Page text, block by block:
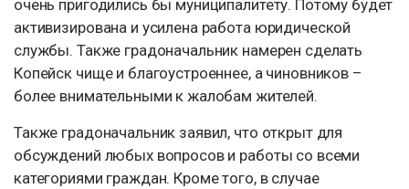
очень пригодились бы муниципалитету. Потому будет
активизирована и усилена работа юридической
службы. Также градоначальник намерен сделать
Копейск чище и благоустроеннее, а чиновников –
более внимательными к жалобам жителей.
Также градоначальник заявил, что открыт для
обсуждений любых вопросов и работы со всеми
категориями граждан. Кроме того, в случае